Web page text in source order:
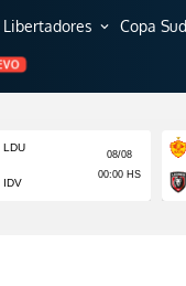
Libertadores expand_more Copa